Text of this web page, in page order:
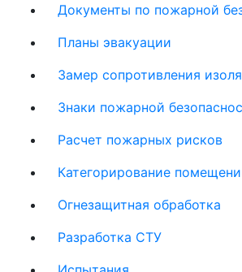
Документы по пожарной
Планы эвакуации
Замер сопротивления
Знаки пожарной
Расчет пожарных рисков
Категорирование
Огнезащитная обработка
Разработка СТУ